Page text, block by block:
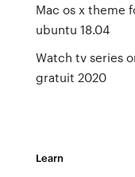
Mac os x theme
ubuntu 18.04
Watch tv series
gratuit 2020
Learn